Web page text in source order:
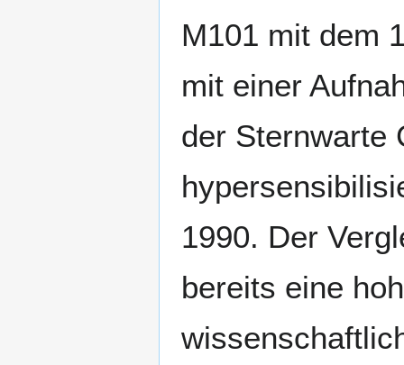
M101 mit dem
mit einer
der Sternwarte
1990. Der
bereits eine